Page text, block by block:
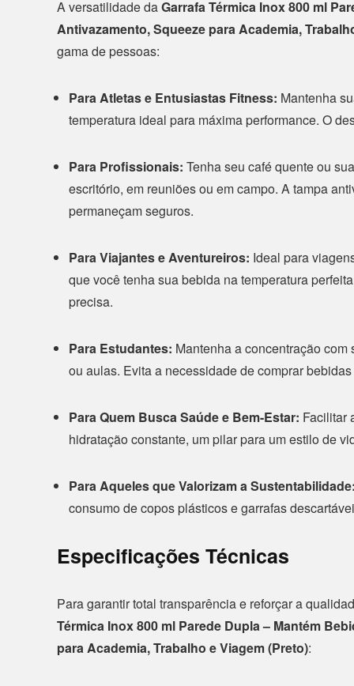
A versatilidade daGarrafa Térmica Inox 800 ml
Antivazamento, Squeeze para Academia,
gama de pessoas:
Para Atletas e Entusiastas Fitness: Mantenha
temperatura ideal para máxima performance. O
Para Profissionais: Tenha seu café quente ou
escritório, em reuniões ou em campo. A tampa
permaneçam seguros.
Para Viajantes e Aventureiros: Ideal para
que você tenha sua bebida na temperatura
precisa.
Para Estudantes: Mantenha a concentração
ou aulas. Evita a necessidade de comprar
Para Quem Busca Saúde e Bem-Estar: Facilitar
hidratação constante, um pilar para um estilo de
Para Aqueles que Valorizam a
consumo de copos plásticos e garrafas
Especificações Técnicas
Para garantir total transparência e reforçar a
Térmica Inox 800 ml Parede Dupla – Mantém
para Academia, Trabalho e Viagem (Preto):